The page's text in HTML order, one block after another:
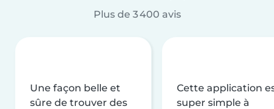
Plus de 3 400 avis
Une façon belle et
sûre de trouver des
Cette application
super simple à